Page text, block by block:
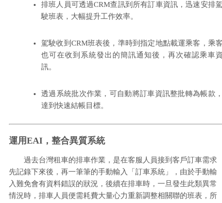
排班人員可透過CRM查訊到所有訂車資訊，迅速安排
駛班表，大幅提升工作效率。
駕駛收到CRM班表後，準時到指定地點載運乘客，乘
也可在收到系統發出的簡訊通知後，再次確認乘車
訊。
透過系統批次作業，可自動將訂車資訊整批轉為帳款
達到快速結帳目標。
運用EAI，整合異質系統
過去台灣租車的排車作業，是在客服人員接到客戶訂車需求
先記錄下來後，再一筆筆的手動輸入「訂車系統」，由於手動輸
入難免會有資料錯誤的狀況，後續在排車時，一旦發生此類異常
情況時，排車人員便需耗費大量心力重新調整相關聯的班表，所